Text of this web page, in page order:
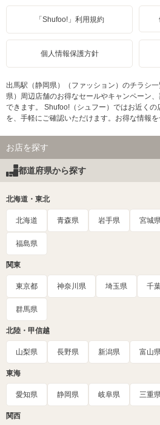
「Shufoo!」利用規約
個人情報保護方針
出馬駅（静岡県）（ファッション）のチラシ
県）周辺店舗のお得なセールやキャンペーン
できます。 Shufoo!（シュフー）ではお近く
を、手軽にご確認いただけます。お得な情報を
お店を探す
都道府県から探す
北海道・東北
北海道 青森県 岩手県 宮城
福島県
関東
東京都 神奈川県 埼玉県 千
群馬県
北陸・甲信越
山梨県 長野県 新潟県 富山
東海
愛知県 静岡県 岐阜県 三重
関西